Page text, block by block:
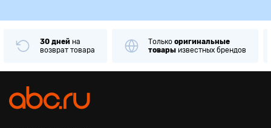
30 дней на
возврат товара
Только оригинальные
товары известных брендов